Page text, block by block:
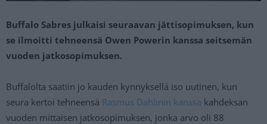
Buffalo Sabres julkaisi seuraavan jättisopimuksen, kun
se ilmoitti tehneensä Owen Powerin kanssa seitsemän
vuoden jatkosopimuksen.
Buffalolta saatiin jo kauden kynnyksellä iso uutinen, kun
seura kertoi tehneensä Rasmus Dahlinin kanssa kahdeksan
vuoden mittaisen jatkosopimuksen, jonka arvo oli 88